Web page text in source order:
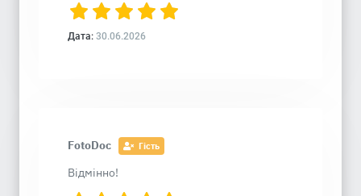
Дата: 30.06.2026
FotoDoc Гість
Відмінно!